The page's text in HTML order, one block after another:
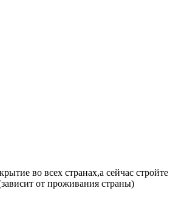
во всех странах,а сейчас стройте
от проживания страны)